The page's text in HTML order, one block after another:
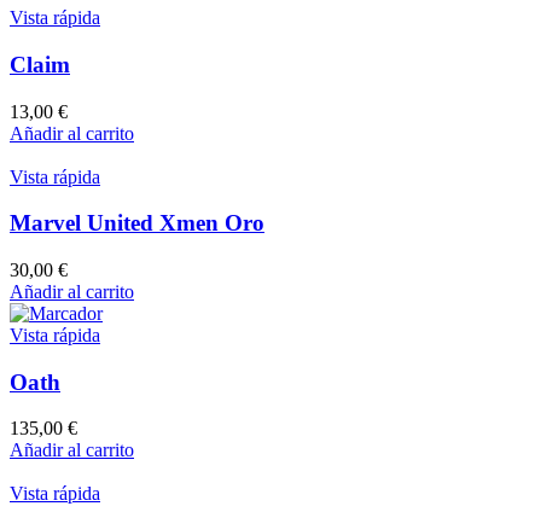
Vista rápida
Claim
13,00 €
Añadir al carrito
Vista rápida
Marvel United Xmen Oro
30,00 €
Añadir al carrito
Vista rápida
Oath
135,00 €
Añadir al carrito
Vista rápida